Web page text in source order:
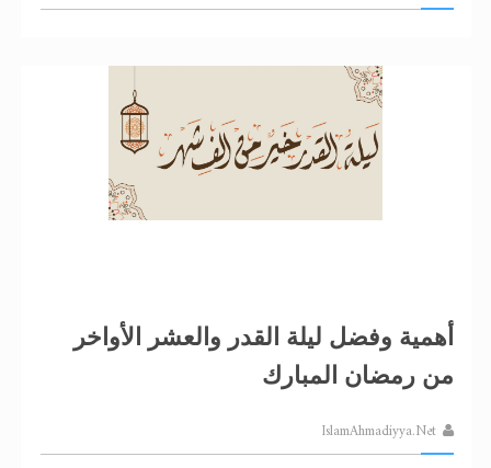
أهمية وفضل ليلة القدر والعشر الأواخر
من رمضان المبارك
IslamAhmadiyya.Net